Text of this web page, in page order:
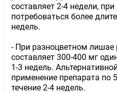
составляет 2-4 недели,
потребоваться более
недель.
- При разноцветном
составляет 300-400 мг
1-3 недель.
применение препарата по
течение 2-4 недель.